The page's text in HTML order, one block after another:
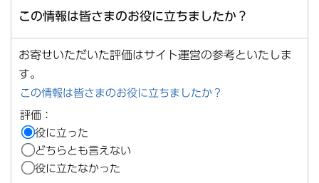
この情報は皆さまのお役に立ちましたか？
お寄せいただいた評価はサイト運営の参考といたしま
す。
この情報は皆さまのお役に立ちましたか？
評価：
役に立った
どちらとも言えない
役に立たなかった